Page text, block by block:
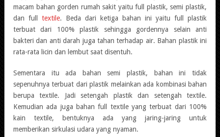
macam bahan gorden rumah sakit yaitu full plastik, semi plastik,
dan full textile. Beda dari ketiga bahan ini yaitu full plastik
terbuat dari 100% plastik sehingga gordennya selain anti
bakteri dan anti darah juga tahan terhadap air. Bahan plastik ini
rata-rata licin dan lembut saat disentuh.
Sementara itu ada bahan semi plastik, bahan ini tidak
sepenuhnya terbuat dari plastik melainkan ada kombinasi bahan
berupa textile. Jadi setengah plastik dan setengah textile.
Kemudian ada juga bahan full textile yang terbuat dari 100%
kain textile, bentuknya ada yang jaring-jaring untuk
memberikan sirkulasi udara yang nyaman.